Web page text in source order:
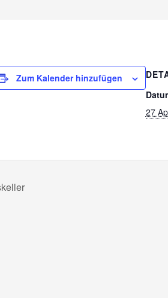
Zum Kalender hinzufügen
27